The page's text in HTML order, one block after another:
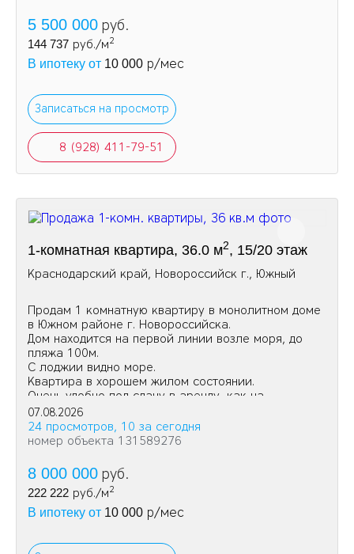
5 500 000 руб.
144 737 руб./м2
В ипотеку от 10 000 р/мес
Записаться на просмотр
8 (928) 411-79-51
1-комнатная квартира, 36.0 м2, 15/20 этаж
Краснодарский край, Новороссийск г., Южный
Продам 1 комнатную квартиру в монолитном доме
в Южном районе г. Новороссийска.
Дом находится на первой линии возле моря, до
пляжа 100м.
С лоджии видно море.
Квартира в хорошем жилом состоянии.
Очень удобно под сдачу в аренду, как на
долгосрочную так и посуточно.
07.08.2026
24 просмотров, 10 за сегодня
номер объекта 131589276
8 000 000 руб.
222 222 руб./м2
В ипотеку от 10 000 р/мес